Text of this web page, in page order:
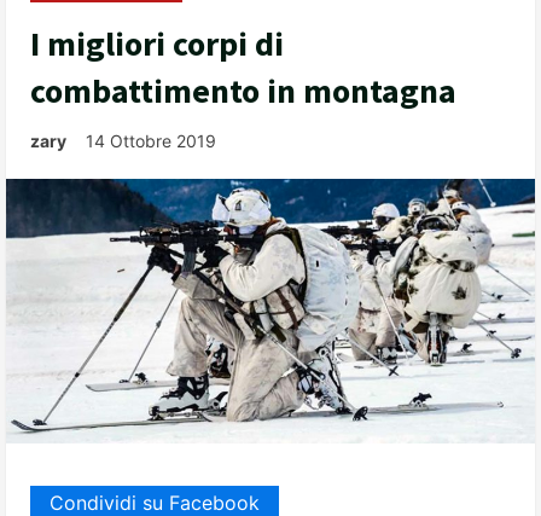
I migliori corpi di
combattimento in montagna
zary 14 Ottobre 2019
Condividi su Facebook